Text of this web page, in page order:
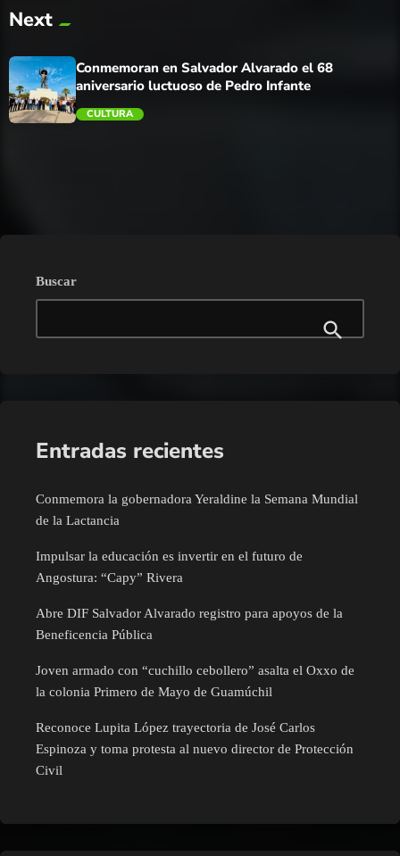
trending_flat
Next
Conmemoran en Salvador Alvarado el 68
aniversario luctuoso de Pedro Infante
CULTURA
Buscar
Entradas recientes
Conmemora la gobernadora Yeraldine la Semana Mundial
de la Lactancia
Impulsar la educación es invertir en el futuro de
Angostura: “Capy” Rivera
Abre DIF Salvador Alvarado registro para apoyos de la
Beneficencia Pública
Joven armado con “cuchillo cebollero” asalta el Oxxo de
la colonia Primero de Mayo de Guamúchil
Reconoce Lupita López trayectoria de José Carlos
Espinoza y toma protesta al nuevo director de Protección
Civil